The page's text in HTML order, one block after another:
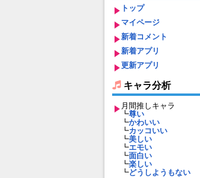
トップ
マイページ
新着コメント
新着アプリ
更新アプリ
キャラ分析
月間推しキャラ
┗尊い
┗かわいい
┗カッコいい
┗美しい
┗エモい
┗面白い
┗楽しい
┗どうしようもない